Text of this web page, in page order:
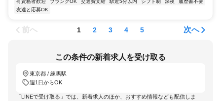
有資格者歓迎
ブランクOK 交通費支給 駅近5分以内 シフト制 深夜
履歴書不要
友達と応募OK
前へ 1 2 3 4 5 次へ
この条件の新着求人を受け取る
東京都 / 練馬駅
週1日からOK
「LINEで受け取る」では、新着求人のほか、おすすめ情報なども配信しま